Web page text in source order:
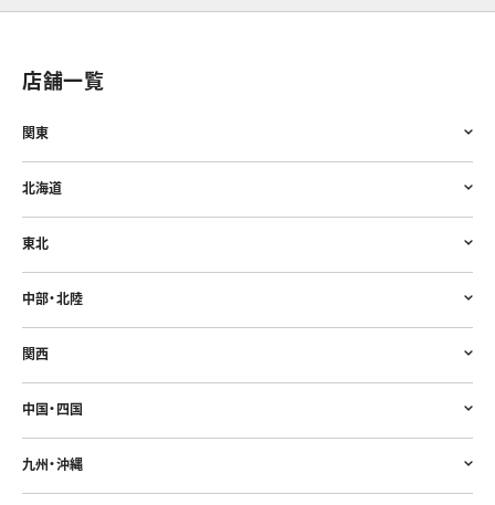
店舗一覧
関東
北海道
東北
中部・北陸
関西
中国・四国
九州・沖縄